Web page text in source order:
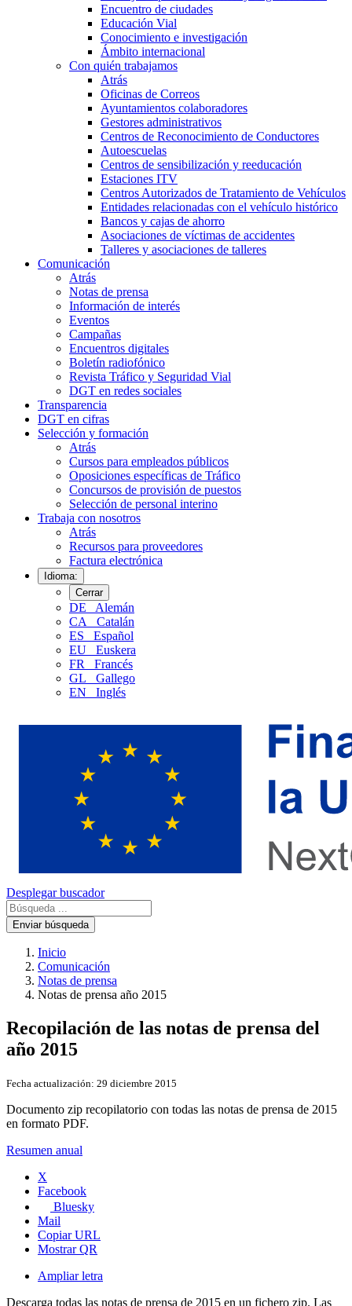
Encuentro de ciudades
Educación Vial
Conocimiento e investigación
Ámbito internacional
Con quién trabajamos
Atrás
Oficinas de Correos
Ayuntamientos colaboradores
Gestores administrativos
Centros de Reconocimiento de Conductores
Autoescuelas
Centros de sensibilización y reeducación
Estaciones ITV
Centros Autorizados de Tratamiento de Vehículos
Entidades relacionadas con el vehículo histórico
Bancos y cajas de ahorro
Asociaciones de víctimas de accidentes
Talleres y asociaciones de talleres
Comunicación
Atrás
Notas de prensa
Información de interés
Eventos
Campañas
Encuentros digitales
Boletín radiofónico
Revista Tráfico y Seguridad Vial
DGT en redes sociales
Transparencia
DGT en cifras
Selección y formación
Atrás
Cursos para empleados públicos
Oposiciones específicas de Tráfico
Concursos de provisión de puestos
Selección de personal interino
Trabaja con nosotros
Atrás
Recursos para proveedores
Factura electrónica
Idioma:
Cerrar
DE
Alemán
CA
Catalán
ES
Español
EU
Euskera
FR
Francés
GL
Gallego
EN
Inglés
Desplegar buscador
Enviar búsqueda
Inicio
Comunicación
Notas de prensa
Notas de prensa año 2015
Recopilación de las notas de prensa del
año 2015
Fecha actualización: 29 diciembre 2015
Documento zip recopilatorio con todas las notas de prensa de 2015
en formato PDF.
Resumen anual
X
Facebook
Bluesky
Mail
Copiar URL
Mostrar QR
Ampliar letra
Descarga todas las notas de prensa de 2015 en un fichero zip. Las